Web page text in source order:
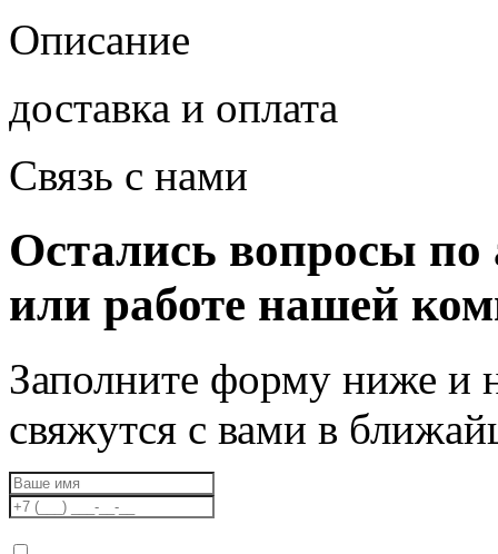
Описание
доставка и оплата
Связь с нами
Остались вопросы по
или работе нашей
Заполните форму ниже и
свяжутся с вами в